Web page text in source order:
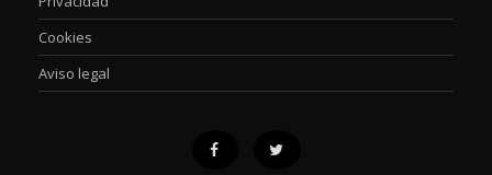
Cookies
Aviso legal